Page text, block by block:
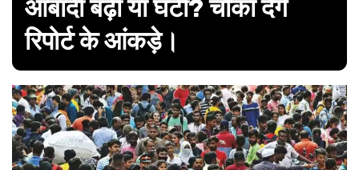
आबादी बढ़ी या घटी? चौंका देंगे
रिपोर्ट के आंकड़े।